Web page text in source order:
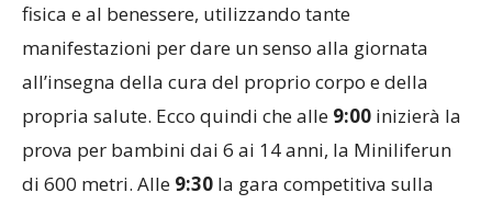
fisica e al benessere, utilizzando tante
manifestazioni per dare un senso alla giornata
all’insegna della cura del proprio corpo e della
propria salute. Ecco quindi che alle 9:00 inizierà la
prova per bambini dai 6 ai 14 anni, la Miniliferun
di 600 metri. Alle 9:30 la gara competitiva sulla